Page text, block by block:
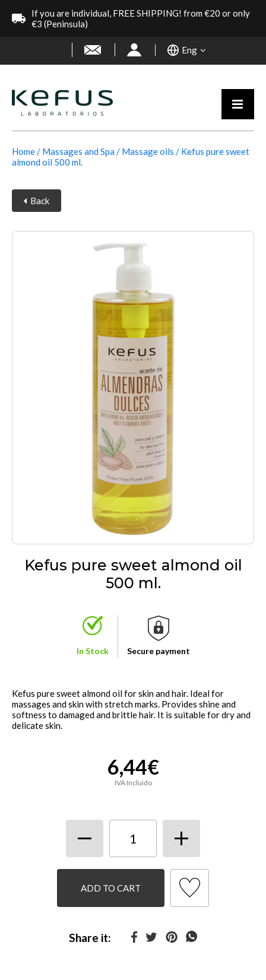
If you are individual, FREE SHIPPING! from €20 or only
€3 (Peninsula)
Eng
Home Massages and Spa Massage oils
Kefus pure sweet
almond oil 500 ml.
Back
Kefus pure sweet almond oil
500 ml.
In Stock Secure payment
Kefus pure sweet almond oil for skin and hair. Ideal for
massages and skin with stretch marks. Provides shine and
softness to damaged and brittle hair. It is suitable for dry and
delicate skin.
6,44€
IVA Incluido
ADD TO CART
Share it: